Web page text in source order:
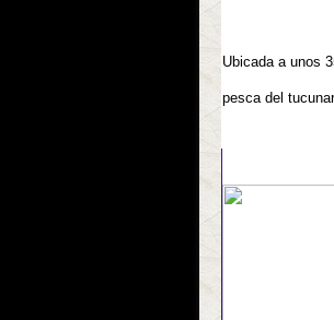
Ubicada a unos
pesca del